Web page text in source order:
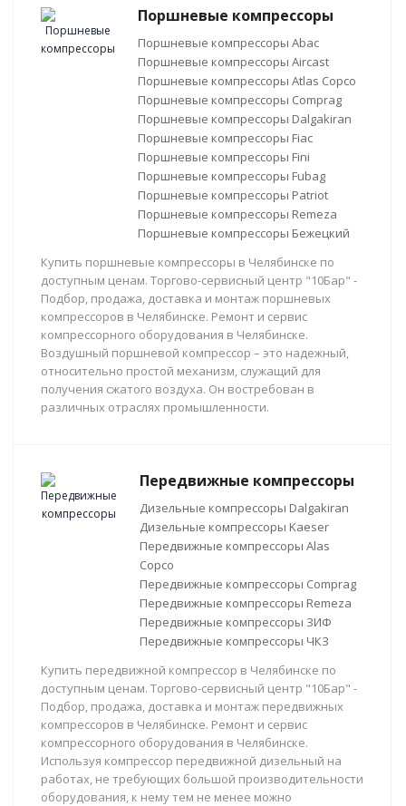
Поршневые компрессоры
Поршневые компрессоры Abac
Поршневые компрессоры Aircast
Поршневые компрессоры Atlas Copco
Поршневые компрессоры Comprag
Поршневые компрессоры Dalgakiran
Поршневые компрессоры Fiac
Поршневые компрессоры Fini
Поршневые компрессоры Fubag
Поршневые компрессоры Patriot
Поршневые компрессоры Remeza
Поршневые компрессоры Бежецкий
Купить поршневые компрессоры в Челябинске по
доступным ценам. Торгово-сервисный центр "10Бар" -
Подбор, продажа, доставка и монтаж поршневых
компрессоров в Челябинске. Ремонт и сервис
компрессорного оборудования в Челябинске.
Воздушный поршневой компрессор – это надежный,
относительно простой механизм, служащий для
получения сжатого воздуха. Он востребован в
различных отраслях промышленности.
Передвижные компрессоры
Дизельные компрессоры Dalgakiran
Дизельные компрессоры Kaeser
Передвижные компрессоры Alas
Copco
Передвижные компрессоры Comprag
Передвижные компрессоры Remeza
Передвижные компрессоры ЗИФ
Передвижные компрессоры ЧКЗ
Купить передвижной компрессор в Челябинске по
доступным ценам. Торгово-сервисный центр "10Бар" -
Подбор, продажа, доставка и монтаж передвижных
компрессоров в Челябинске. Ремонт и сервис
компрессорного оборудования в Челябинске.
Используя компрессор передвижной дизельный на
работах, не требующих большой производительности
оборудования, к нему тем не менее можно